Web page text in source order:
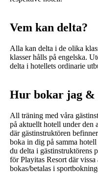
Vem kan delta?
Alla kan delta i de olika
klasser hålls på engelska.
delta i hotellets ordinarie
Hur bokar jag &
All träning med våra
på aktuellt hotell under den
där gästinstruktören
boka in dig på samma
du delta i gästinstruktörens
för Playitas Resort där
bokas/betalas i